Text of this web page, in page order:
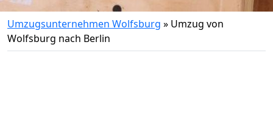
Umzugsunternehmen Wolfsburg » Umzug von
Wolfsburg nach Berlin